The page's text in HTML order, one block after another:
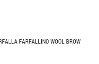
FARFALLINO WOOL BROW